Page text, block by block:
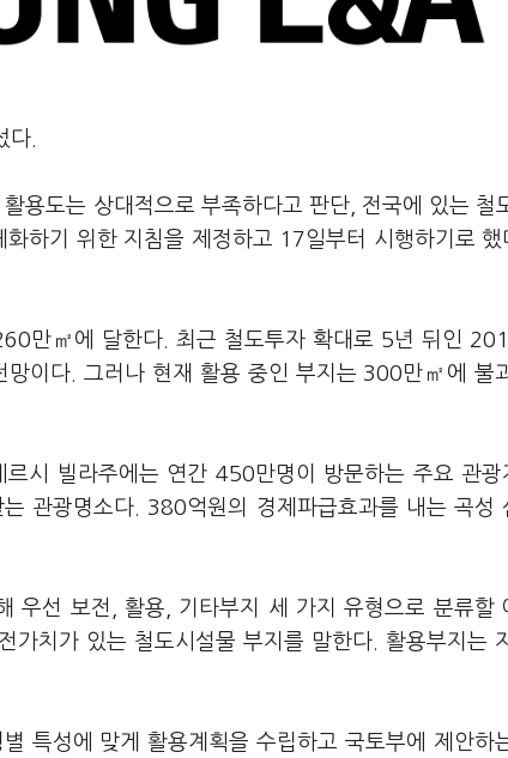
다.
용도는 상대적으로 부족하다고 판단, 전국에 있는 철
하기 위한 지침을 제정하고 17일부터 시행하기로
만㎡에 달한다. 최근 철도투자 확대로 5년 뒤인
이다. 그러나 현재 활용 중인 부지는 300만㎡에 불
시 빌라주에는 연간 450만명이 방문하는 주요 관광
관광명소다. 380억원의 경제파급효과를 내는 곡성
우선 보전, 활용, 기타부지 세 가지 유형으로 분류할
가치가 있는 철도시설물 부지를 말한다. 활용부지는
특성에 맞게 활용계획을 수립하고 국토부에 제안하